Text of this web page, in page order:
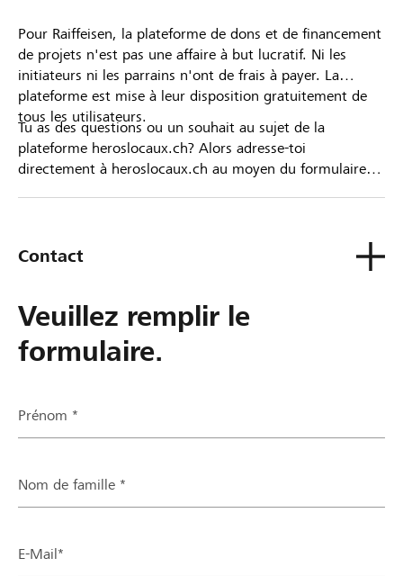
Pour Raiffeisen, la plateforme de dons et de financement
de projets n'est pas une affaire à but lucratif. Ni les
initiateurs ni les parrains n'ont de frais à payer. La
plateforme est mise à leur disposition gratuitement de
tous les utilisateurs.
Tu as des questions ou un souhait au sujet de la
plateforme heroslocaux.ch? Alors adresse-toi
directement à heroslocaux.ch au moyen du formulaire
Contact
Veuillez remplir le
formulaire.
Prénom *
Nom de famille *
E-Mail*